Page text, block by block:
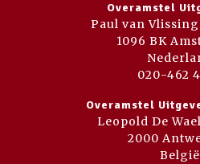
Overamstel
Paul van
1096 BK
020-462
Overamstel
Leopold De
2000
België